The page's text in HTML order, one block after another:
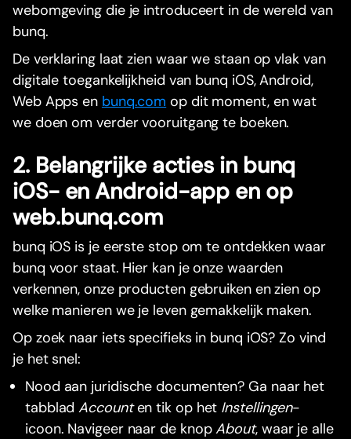
webomgeving die je introduceert in de wereld van
bunq.
De verklaring laat zien waar we staan op vlak van
digitale toegankelijkheid van bunq iOS, Android,
Web Apps en bunq.com op dit moment, en wat
we doen om verder vooruitgang te boeken.
2. Belangrijke acties in bunq
iOS- en Android-app en op
web.bunq.com
bunq iOS is je eerste stop om te ontdekken waar
bunq voor staat. Hier kan je onze waarden
verkennen, onze producten gebruiken en zien op
welke manieren we je leven gemakkelijk maken.
Op zoek naar iets specifieks in bunq iOS? Zo vind
je het snel:
Nood aan juridische documenten? Ga naar het
tabbladAccounten tik op het Instellingen-
icoon. Navigeer naar de knopAbout, waar je alle